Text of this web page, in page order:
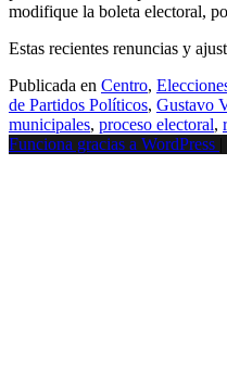
modifique la boleta electoral,
Estas recientes renuncias y
Publicada en Centro,
de Partidos Políticos, Gustavo
municipales, proceso electoral,
Funciona gracias a WordPress